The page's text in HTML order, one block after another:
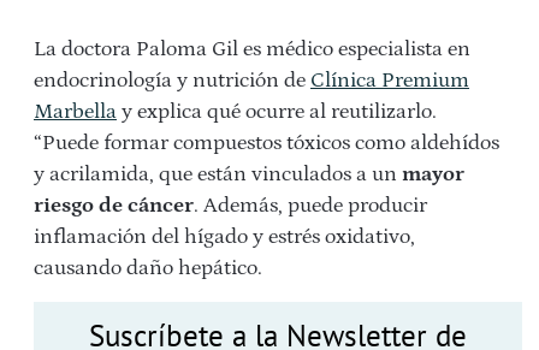
La doctora Paloma Gil es médico especialista en
endocrinología y nutrición de Clínica Premium
Marbella y explica qué ocurre al reutilizarlo.
“Puede formar compuestos tóxicos como aldehídos
y acrilamida, que están vinculados a un mayor
riesgo de cáncer. Además, puede producir
inflamación del hígado y estrés oxidativo,
causando daño hepático.
Suscríbete a la Newsletter de